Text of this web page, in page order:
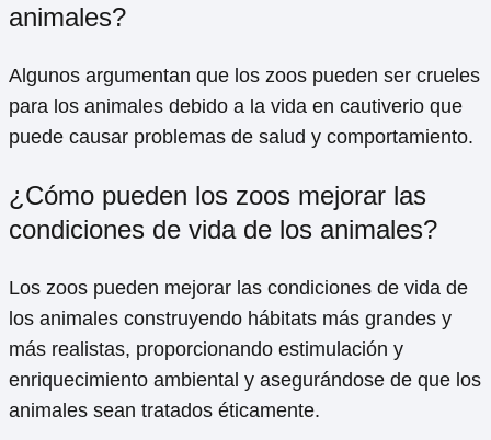
animales?
Algunos argumentan que los zoos pueden ser crueles
para los animales debido a la vida en cautiverio que
puede causar problemas de salud y comportamiento.
¿Cómo pueden los zoos mejorar las
condiciones de vida de los animales?
Los zoos pueden mejorar las condiciones de vida de
los animales construyendo hábitats más grandes y
más realistas, proporcionando estimulación y
enriquecimiento ambiental y asegurándose de que los
animales sean tratados éticamente.